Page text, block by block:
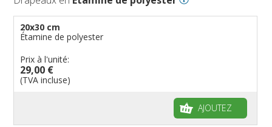
20x30 cm
Étamine de polyester
Prix à l'unité:
29,00 €
(TVA incluse)
AJOUTEZ